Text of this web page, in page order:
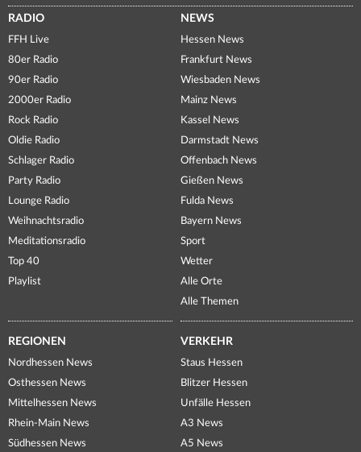
RADIO
FFH Live
80er Radio
90er Radio
2000er Radio
Rock Radio
Oldie Radio
Schlager Radio
Party Radio
Lounge Radio
Weihnachtsradio
Meditationsradio
Top 40
Playlist
NEWS
Hessen News
Frankfurt News
Wiesbaden News
Mainz News
Kassel News
Darmstadt News
Offenbach News
Gießen News
Fulda News
Bayern News
Sport
Wetter
Alle Orte
Alle Themen
REGIONEN
Nordhessen News
Osthessen News
Mittelhessen News
Rhein-Main News
Südhessen News
VERKEHR
Staus Hessen
Blitzer Hessen
Unfälle Hessen
A3 News
A5 News